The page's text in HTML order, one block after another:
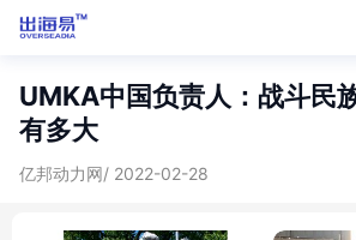
UMKA中国负责人：战斗民
有多大
亿邦动力网/ 2022-02-28